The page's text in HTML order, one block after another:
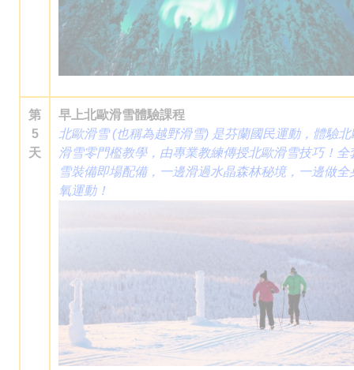
第
5
天
早上北歐滑雪體驗課程
北歐滑雪 (也稱為越野滑雪) 是芬蘭國民運動，體驗北
滑雪零門檻教學，由專業教練傳授北歐滑雪技巧！全
雪裝備即場配備，一邊滑過水晶森林秘境，一邊做全
氧運動！